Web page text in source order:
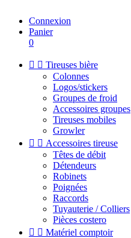
Connexion
Panier
0
  Tireuses bière
Colonnes
Logos/stickers
Groupes de froid
Accessoires groupes
Tireuses mobiles
Growler
  Accessoires tireuse
Têtes de débit
Détendeurs
Robinets
Poignées
Raccords
Tuyauterie / Colliers
Pièces costero
  Matériel comptoir